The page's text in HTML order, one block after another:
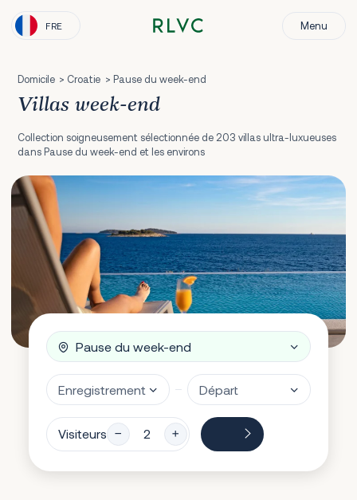
FRE Menu
Domicile Croatie Pause du week-end
Villas week-end
Collection soigneusement sélectionnée de 203 villas ultra-luxueuses
dans Pause du week-end et les environs
Visiteurs